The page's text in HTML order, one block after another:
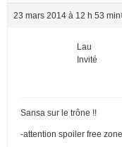
23 mars 2014 à 12 h 53 min
Lau
Invité
Sansa sur le trône !!
-attention spoiler free